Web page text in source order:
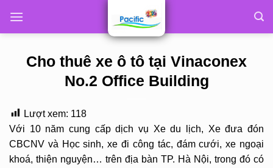
Cho thuê xe ô tô tại Vinaconex
No.2 Office Building
Lượt xem: 118
Với 10 năm cung cấp dịch vụ Xe du lịch, Xe đưa đón
CBCNV và Học sinh, xe đi công tác, đám cưới, xe ngoại
khoá, thiện nguyện… trên địa bàn TP. Hà Nội, trong đó có